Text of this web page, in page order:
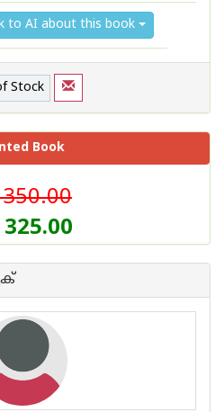
to AI about this book
Stock
Book
350.00
325.00